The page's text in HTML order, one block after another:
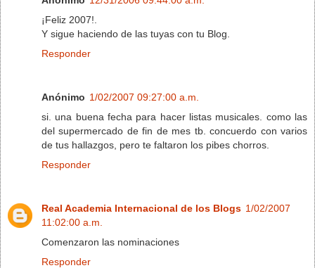
¡Feliz 2007!.
Y sigue haciendo de las tuyas con tu Blog.
Responder
Anónimo 1/02/2007 09:27:00 a.m.
si. una buena fecha para hacer listas musicales. como las
del supermercado de fin de mes tb. concuerdo con varios
de tus hallazgos, pero te faltaron los pibes chorros.
Responder
Real Academia Internacional de los Blogs 1/02/2007
11:02:00 a.m.
Comenzaron las nominaciones
Responder